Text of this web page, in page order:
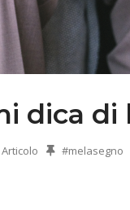
dica di
Articolo #melasegno